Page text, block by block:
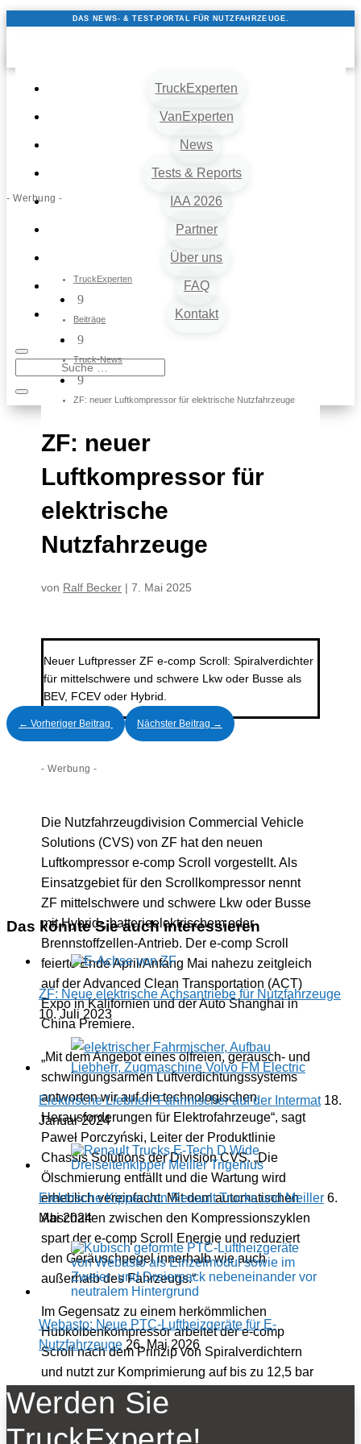
DAS NEWS- & TEST-PORTAL FÜR NUTZFAHRZEUGE.
TruckExperten
VanExperten
News
Tests & Reports
IAA 2026
Partner
Über uns
FAQ
Kontakt
- Werbung -
TruckExperten
9
Beiträge
9
Truck-News
9
ZF: neuer Luftkompressor für elektrische Nutzfahrzeuge
ZF: neuer
Luftkompressor für
elektrische
Nutzfahrzeuge
von Ralf Becker |7. Mai 2025
Neuer Luftpresser ZF e-comp Scroll: Spiralverdichter
für mittelschwere und schwere Lkw oder Busse als
BEV, FCEV oder Hybrid.
- Werbung -
Die Nutzfahrzeugdivision Commercial Vehicle
Solutions (CVS) von ZF hat den neuen
Luftkompressor e-comp Scroll vorgestellt. Als
Einsatzgebiet für den Scrollkompressor nennt
ZF mittelschwere und schwere Lkw oder Busse
mit Hybrid-, batterieelektrischem oder
Brennstoffzellen-Antrieb. Der e-comp Scroll
feierte Ende April/Anfang Mai nahezu zeitgleich
auf der Advanced Clean Transportation (ACT)
Expo in Kalifornien und der Auto Shanghai in
China Premiere.
„Mit dem Angebot eines ölfreien, geräusch- und
schwingungsarmen Luftverdichtungssystems
antworten wir auf die technologischen
Herausforderungen für Elektrofahrzeuge“, sagt
Paweł Porczyński, Leiter der Produktlinie
Chassis Solutions der Division CVS. „Die
Ölschmierung entfällt und die Wartung wird
erheblich vereinfacht. Mit dem automatischen
Abschalten zwischen den Kompressionszyklen
spart der e-comp Scroll Energie und reduziert
den Geräuschpegel innerhalb wie auch
außerhalb des Fahrzeugs.“
Im Gegensatz zu einem herkömmlichen
Hubkolbenkompressor arbeitet der e-comp
Scroll nach dem Prinzip von Spiralverdichtern
und nutzt zur Komprimierung auf bis zu 12,5 bar
Systemdruck die Bewegung von zwei
ineinandergreifenden Spiralen. Laut ZF werden
dadurch Vibrationen minimiert und die
← Vorheriger Beitrag Nächster Beitrag →
Das könnte Sie auch interessieren
ZF: Neue elektrische Achsantriebe für Nutzfahrzeuge
10. Juli 2023
Elektrische Liebherr-Fahrmischer auf der Intermat18.
Januar 2024
Elektrische Kipper von Renault Trucks und Meiller 6.
Mai 2024
Webasto: Neue PTC-Luftheizgeräte für E-
Nutzfahrzeuge 26. Mai 2026
Werden Sie